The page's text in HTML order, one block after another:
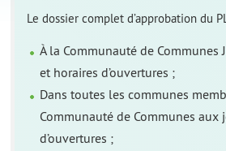
Le dossier complet d’approbation du
À la Communauté de Communes
et horaires d’ouvertures ;
Dans toutes les communes
Communauté de Communes aux
d’ouvertures ;